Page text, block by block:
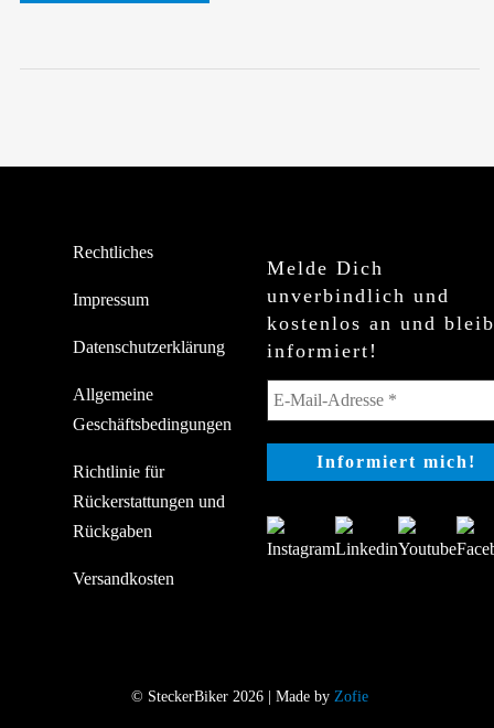
Rechtliches
Impressum
Datenschutzerklärung
Allgemeine
Geschäftsbedingungen
Richtlinie für
Rückerstattungen und
Rückgaben
Versandkosten
Melde Dich
unverbindlich und
kostenlos an und
informiert!
© SteckerBiker 2026 | Made by Zofie